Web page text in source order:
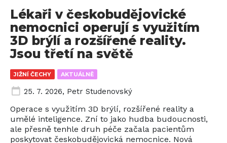
JIŽNÍ ČECHY AKTUÁLNĚ
Lékaři v českobudějovické
nemocnici operují s využitím
3D brýlí a rozšířené reality.
Jsou třetí na světě
25. 7. 2026, Petr Studenovský
Operace s využitím 3D brýlí, rozšířené reality a
umělé inteligence. Zní to jako hudba budoucnosti,
ale přesně tenhle druh péče začala pacientům
poskytovat českobudějovická nemocnice. Nová